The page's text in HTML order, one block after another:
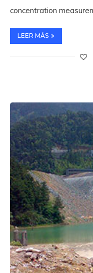
concentration
LEER MÁS